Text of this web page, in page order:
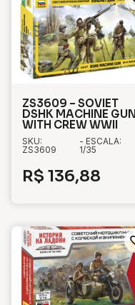
ZS3609 – SOVIET
DSHK MACHINE GUN
WITH CREW WWII
SKU:
ZS3609
- ESCALA:
1/35
R$ 136,88